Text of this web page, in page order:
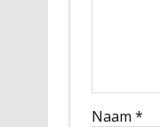
Naam *